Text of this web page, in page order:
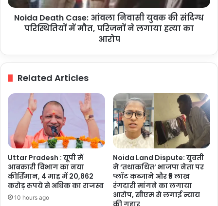
पर
विजन
डॉक्यूमेंट
परिस्थितियों
Noida Death Case: आंवला निवासी युवक की संदिग्ध
परिस्थितियों में मौत, परिजनों ने लगाया हत्या का
आरोप
Related Articles
Uttar Pradesh : यूपी में
आबकारी विभाग का नया
कीर्तिमान, 4 माह में 20,862
करोड़ रुपये से अधिक का राजस्व
10 hours ago
Noida Land Dispute: युवती
ने ‘तथाकथित’ भाजपा नेता पर
प्लॉट कब्जाने और ₹5 लाख
रंगदारी मांगने का लगाया
आरोप, सीएम से लगाई न्याय
की गुहार